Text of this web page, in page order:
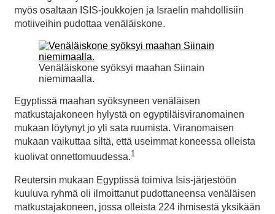
myös osaltaan ISIS-joukkojen ja Israelin mahdollisiin
motiiveihin pudottaa venäläiskone.
Venäläiskone syöksyi maahan Siinain
niemimaalla.
Egyptissä maahan syöksyneen venäläisen
matkustajakoneen hylystä on egyptiläisviranomainen
mukaan löytynyt jo yli sata ruumista. Viranomaisen
mukaan vaikuttaa siltä, että useimmat koneessa olleista
kuolivat onnettomuudessa.1
Reutersin mukaan Egyptissä toimiva Isis-järjestöön
kuuluva ryhmä oli ilmoittanut pudottaneensa venäläisen
matkustajakoneen, jossa olleista 224 ihmisestä yksikään